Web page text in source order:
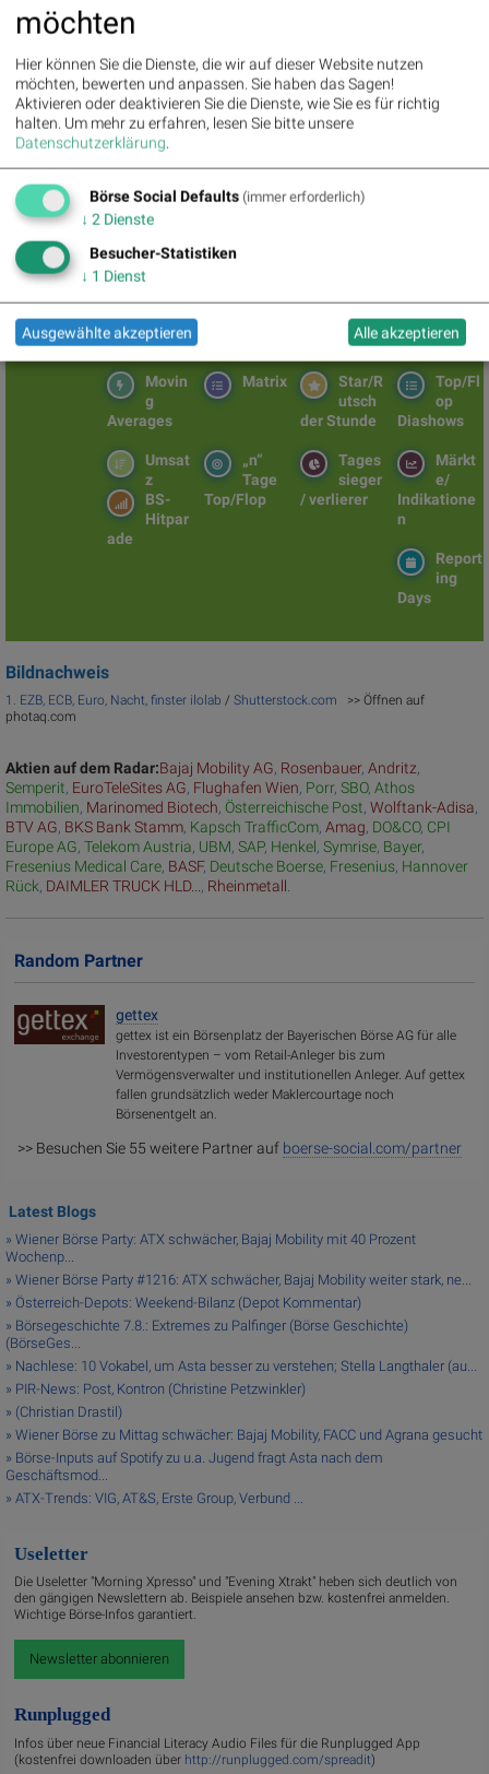
Patrizia Immobilien
Akt. Indikation:7.36 / 7.44
Uhrzeit:13:04:09
Veränderung zu letztem SK:0.68%
Letzter SK:7.35 ( 0.41%)
Uhrzeit:13:04:09
Veränderung zu letztem SK:
BSNgine
Top/Fl
op
Diashows
Star/R
utsch
der Stunde
Matrix
Movin
g
Averages
Märkt
e/
Indikatione
n
Tages
sieger
/ verlierer
„n“
Tage
Top/Flop
Umsat
z
BS-
Hitpar
ade
Report
ing
Days
Bildnachweis
1. EZB, ECB, Euro, Nacht, finster ilolab / Shutterstock.com >> Öffnen auf
photaq.com
Aktien auf dem Radar:Bajaj Mobility AG, Rosenbauer, Andritz,
Semperit, EuroTeleSites AG, Flughafen Wien, Porr, SBO, Athos
Immobilien, Marinomed Biotech, Österreichische Post, Wolftank-Adisa,
BTV AG, BKS Bank Stamm, Kapsch TrafficCom, Amag, DO&CO, CPI
Europe AG, Telekom Austria, UBM, SAP, Henkel, Symrise, Bayer,
Fresenius Medical Care, BASF, Deutsche Boerse, Fresenius, Hannover
Rück, DAIMLER TRUCK HLD... , Rheinmetall
Random Partner
gettex
gettex ist ein Börsenplatz der Bayerischen Börse AG für alle
Investorentypen – vom Retail-Anleger bis zum
Vermögensverwalter und institutionellen Anleger. Auf gettex
fallen grundsätzlich weder Maklercourtage noch
Börsenentgelt an.
>> Besuchen Sie 55 weitere Partner auf boerse-social.com/partner
Latest Blogs
» Wiener Börse Party: ATX schwächer, Bajaj Mobility mit 40 Prozent
Wochenp...
» Wiener Börse Party #1216: ATX schwächer, Bajaj Mobility weiter stark, ne...
» Österreich-Depots: Weekend-Bilanz (Depot Kommentar)
» Börsegeschichte 7.8.: Extremes zu Palfinger (Börse Geschichte)
(BörseGes...
» Nachlese: 10 Vokabel, um Asta besser zu verstehen; Stella Langthaler (au...
» PIR-News: Post, Kontron (Christine Petzwinkler)
» (Christian Drastil)
» Wiener Börse zu Mittag schwächer: Bajaj Mobility, FACC und Agrana gesucht
» Börse-Inputs auf Spotify zu u.a. Jugend fragt Asta nach dem
Geschäftsmod...
» ATX-Trends: VIG, AT&S, Erste Group, Verbund ...
Useletter
Die Useletter "Morning Xpresso" und "Evening Xtrakt" heben sich deutlich von
den gängigen Newslettern ab. Beispiele ansehen bzw. kostenfrei anmelden.
Wichtige Börse-Infos garantiert.
Newsletter abonnieren
Runplugged
Infos über neue Financial Literacy Audio Files für die Runplugged App
(kostenfrei downloaden über http://runplugged.com/spreadit)
möchten
Hier können Sie die Dienste, die wir auf dieser Website nutzen
möchten, bewerten und anpassen. Sie haben das Sagen!
Aktivieren oder deaktivieren Sie die Dienste, wie Sie es für richtig
halten. Um mehr zu erfahren, lesen Sie bitte unsere
Datenschutzerklärung.
Börse Social Defaults (immer erforderlich)
↓ 2 Dienste
Besucher-Statistiken
↓ 1 Dienst
Ausgewählte akzeptieren Alle akzeptieren